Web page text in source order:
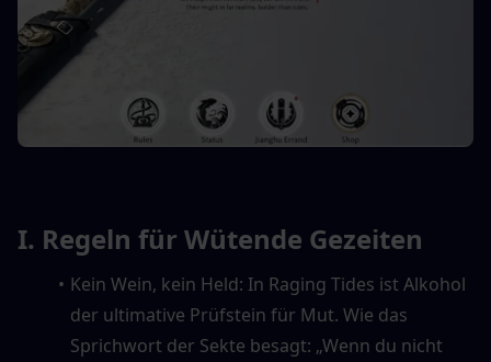
I. Regeln für Wütende Gezeiten
Kein Wein, kein Held: In Raging Tides ist Alkohol
der ultimative Prüfstein für Mut. Wie das
Sprichwort der Sekte besagt: „Wenn du nicht